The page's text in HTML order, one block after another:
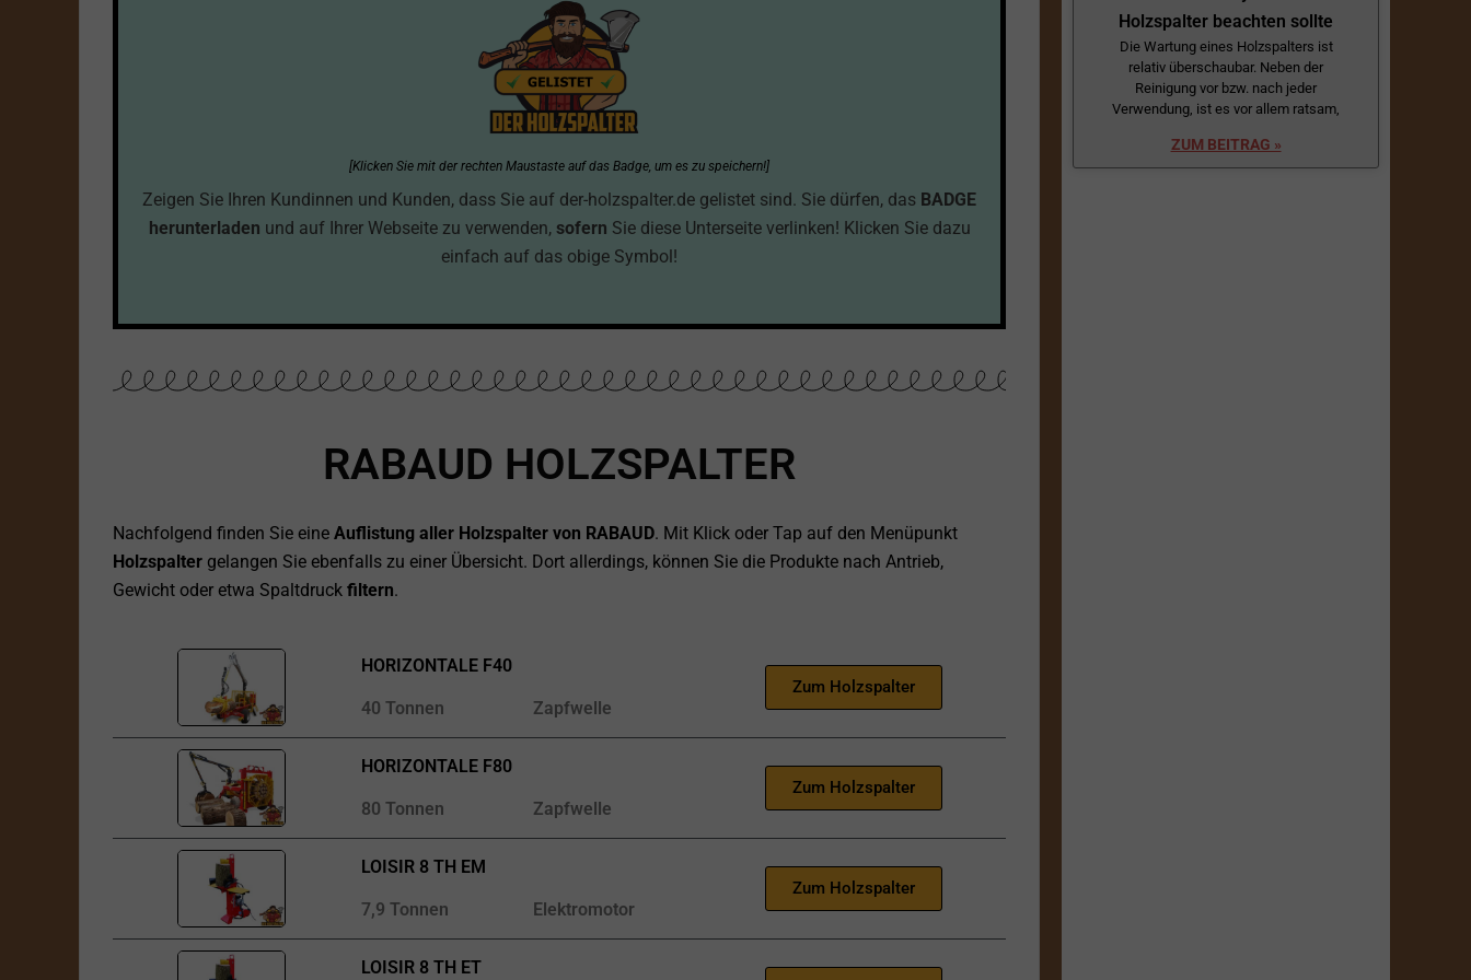
[Klicken Sie mit der rechten Maustaste auf das Badge, um es zu speichern!]
Zeigen Sie Ihren Kundinnen und Kunden, dass Sie auf der-holzspalter.de gelistet sind. Sie dürfen, das BADGE
herunterladen und auf Ihrer Webseite zu verwenden, sofern Sie diese Unterseite verlinken! Klicken Sie dazu
einfach auf das obige Symbol!
RABAUD HOLZSPALTER
Nachfolgend finden Sie eine Auflistung aller Holzspalter von RABAUD. Mit Klick oder Tap auf den Menüpunkt
Holzspalter gelangen Sie ebenfalls zu einer Übersicht. Dort allerdings, können Sie die Produkte nach Antrieb,
Gewicht oder etwa Spaltdruck filtern.
HORIZONTALE F40
40 Tonnen Zapfwelle
Zum Holzspalter
HORIZONTALE F80
80 Tonnen Zapfwelle
Zum Holzspalter
LOISIR 8 TH EM
7,9 Tonnen Elektromotor
Zum Holzspalter
LOISIR 8 TH ET
Holzspalter beachten sollte
Die Wartung eines Holzspalters ist
relativ überschaubar. Neben der
Reinigung vor bzw. nach jeder
Verwendung, ist es vor allem ratsam,
ZUM BEITRAG »